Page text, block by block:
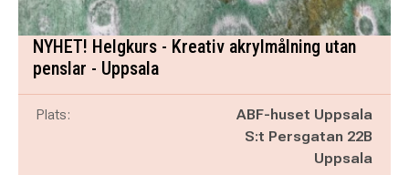
NYHET! Helgkurs - Kreativ akrylmålning utan
penslar - Uppsala
Plats:
ABF-huset Uppsala
S:t Persgatan 22B
Uppsala